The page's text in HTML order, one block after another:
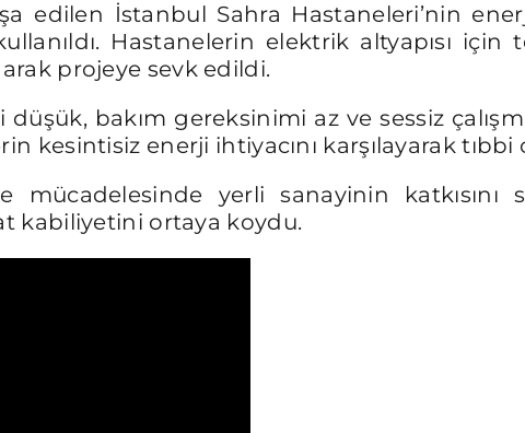
edilen İstanbul Sahra Hastaneleri’nin
Hastanelerin elektrik altyapısı
projeye sevk edildi.
düşük, bakım gereksinimi az ve sessiz
enerji ihtiyacını karşılayarak tıbbi
mücadelesinde yerli sanayinin katkısını
kabiliyetini ortaya koydu.